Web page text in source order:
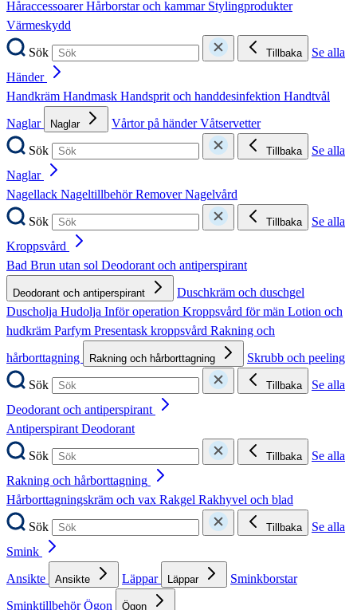
HåraccessoarerHårborstar och kammar Stylingprodukter
Värmeskydd
Sök
Tillbaka
Se alla
Händer
Handkräm Handmask Handsprit och handdesinfektion Handtvål
Naglar
Naglar Vårtor på händerVåtservetter
Sök
Tillbaka
Se alla
Naglar
Nagellack NageltillbehörRemoverNagelvård
Sök
Tillbaka
Se alla
Kroppsvård
Bad Brun utan sol Deodorant och antiperspirant
Deodorant och antiperspirant
Duschkräm och duschgel
Duscholja Hudolja Inför operation Kroppsvård för män Lotion och
hudkräm Parfym Presentask kroppsvård Rakning och
hårborttagning
Rakning och hårborttagning
Skrubb och peeling
Sök
Tillbaka
Se alla
Deodorant och antiperspirant
AntiperspirantDeodorant
Sök
Tillbaka
Se alla
Rakning och hårborttagning
Hårborttagningskräm och vax Rakgel Rakhyvel och blad
Sök
Tillbaka
Se alla
Smink
Ansikte
Ansikte Läppar Läppar
Sminkborstar
SminktillbehörÖgon Ögon